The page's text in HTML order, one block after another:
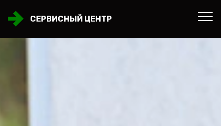
СЕРВИСНЫЙ ЦЕНТР